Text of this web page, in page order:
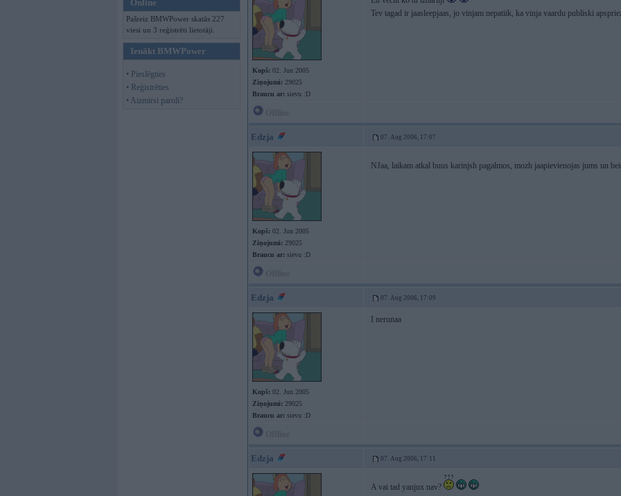
Online
Pašreiz BMWPower skatās 227
viesi un 3 reģistrēti lietotāji.
Ienākt BMWPower
• Pieslēgties
• Reģistrēties
• Aizmirsi paroli?
Kopš: 02. Jun 2005
Ziņojumi: 29025
Braucu ar: sievu :D
Tev tagad ir jaasleepjaas, jo vinjam nepatiik, ka vinja vaardu publiski
Edzja 07. Aug 2006, 17:07
Kopš: 02. Jun 2005
Ziņojumi: 29025
Braucu ar: sievu :D
NJaa, laikam atkal buus karinjsh pagalmos, mozh jaapievienojas jums un
Edzja 07. Aug 2006, 17:09
Kopš: 02. Jun 2005
Ziņojumi: 29025
Braucu ar: sievu :D
I nerunaa
Edzja 07. Aug 2006, 17:11
A vai tad yanjux nav?